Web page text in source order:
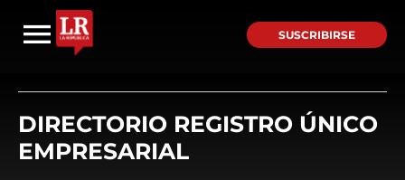
SUSCRIBIRSE
DIRECTORIO REGISTRO ÚNICO
EMPRESARIAL